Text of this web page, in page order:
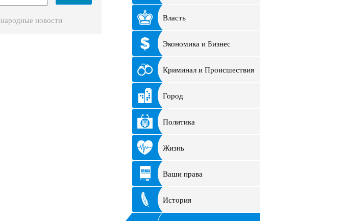
народные новости Власть
Экономика и Бизнес
Криминал и Происшествия
Город
Политика
Жизнь
Ваши права
История